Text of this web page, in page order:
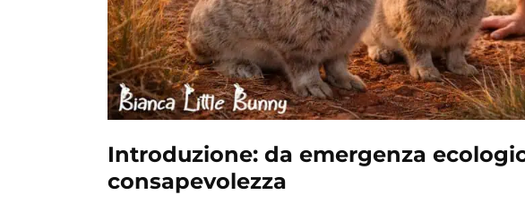
Introduzione: da emergenza
consapevolezza